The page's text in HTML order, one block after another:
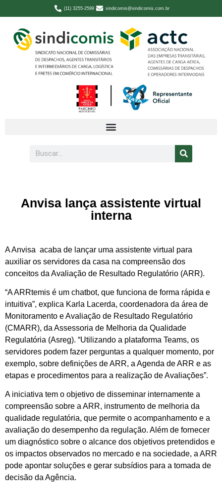
(11) 3255-2599 sindicomis@sindicomis.com.br
Anvisa lança assistente virtual
interna
A Anvisa acaba de lançar uma assistente virtual para
auxiliar os servidores da casa na compreensão dos
conceitos da Avaliação de Resultado Regulatório (ARR).
“A ARRtemis é um chatbot, que funciona de forma rápida e
intuitiva”, explica Karla Lacerda, coordenadora da área de
Monitoramento e Avaliação de Resultado Regulatório
(CMARR), da Assessoria de Melhoria da Qualidade
Regulatória (Asreg). “Utilizando a plataforma Teams, os
servidores podem fazer perguntas a qualquer momento, por
exemplo, sobre definições de ARR, a Agenda de ARR e as
etapas e procedimentos para a realização de Avaliações”.
A iniciativa tem o objetivo de disseminar internamente a
compreensão sobre a ARR, instrumento de melhoria da
qualidade regulatória, que permite o acompanhamento e a
avaliação do desempenho da regulação. Além de fornecer
um diagnóstico sobre o alcance dos objetivos pretendidos e
os impactos observados no mercado e na sociedade, a ARR
pode apontar soluções e gerar subsídios para a tomada de
decisão da Agência.